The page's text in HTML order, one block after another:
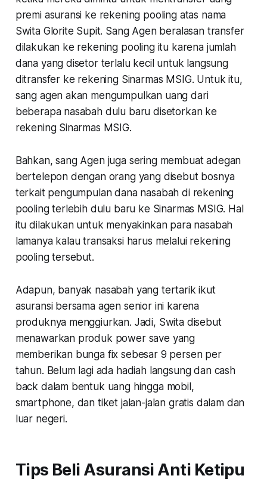
premi asuransi ke rekening pooling atas nama
Swita Glorite Supit. Sang Agen beralasan transfer
dilakukan ke rekening pooling itu karena jumlah
dana yang disetor terlalu kecil untuk langsung
ditransfer ke rekening Sinarmas MSIG. Untuk itu,
sang agen akan mengumpulkan uang dari
beberapa nasabah dulu baru disetorkan ke
rekening Sinarmas MSIG.
Bahkan, sang Agen juga sering membuat adegan
bertelepon dengan orang yang disebut bosnya
terkait pengumpulan dana nasabah di rekening
pooling terlebih dulu baru ke Sinarmas MSIG. Hal
itu dilakukan untuk menyakinkan para nasabah
lamanya kalau transaksi harus melalui rekening
pooling tersebut.
Adapun, banyak nasabah yang tertarik ikut
asuransi bersama agen senior ini karena
produknya menggiurkan. Jadi, Swita disebut
menawarkan produk power save yang
memberikan bunga fix sebesar 9 persen per
tahun. Belum lagi ada hadiah langsung dan cash
back dalam bentuk uang hingga mobil,
smartphone, dan tiket jalan-jalan gratis dalam dan
luar negeri.
Tips Beli Asuransi Anti Ketipu